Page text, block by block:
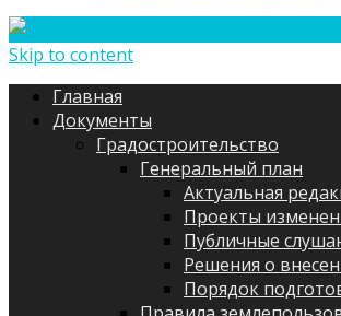
Skip to content
Главная
Документы
Градостроительство
Генеральный план
Актуальная
Проекты
Публичные
Решения о
Порядок